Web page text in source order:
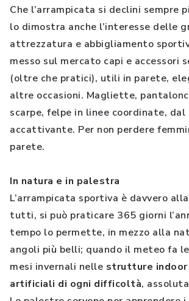
Che l’arrampicata si declini sempre
lo dimostra anche l’interesse delle
attrezzatura e abbigliamento
messo sul mercato capi e accessori
(oltre che pratici), utili in parete,
altre occasioni. Magliette,
scarpe, felpe in linee coordinate,
accattivante. Per non perdere
parete.
In natura e in palestra
L’arrampicata sportiva è davvero
tutti, si può praticare 365 giorni
tempo lo permette, in mezzo alla
angoli più belli; quando il meteo fa
mesi invernali nelle strutture indoor
artificiali di ogni difficoltà,